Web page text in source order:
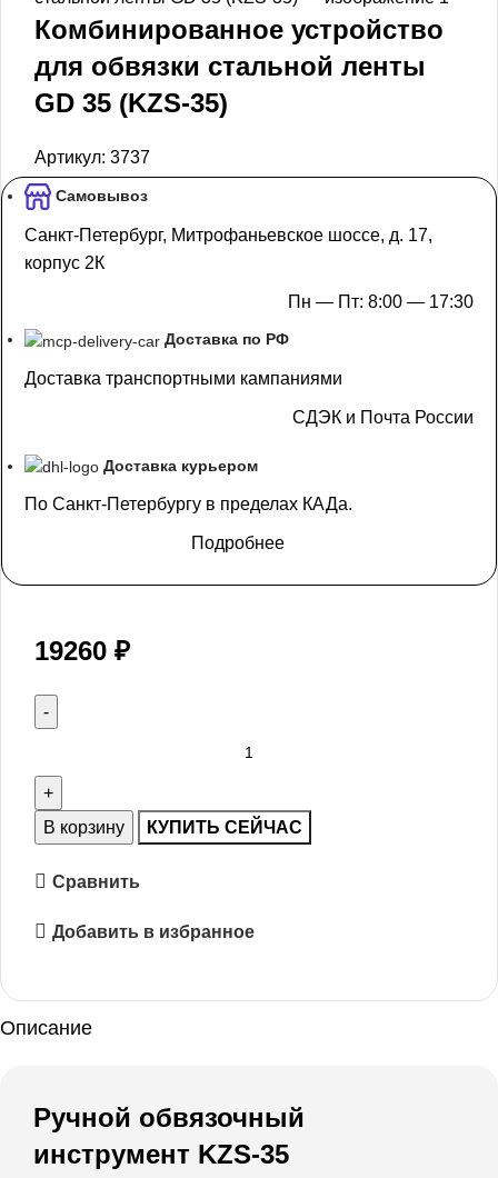
Комбинированное устройство
для обвязки стальной ленты
GD 35 (KZS-35)
Артикул: 3737
Самовывоз
Санкт-Петербург, Митрофаньевское шоссе, д. 17,
корпус 2К
Пн — Пт: 8:00 — 17:30
Доставка по РФ
Доставка транспортными кампаниями
СДЭК и Почта России
Доставка курьером
По Санкт-Петербургу в пределах КАДа.
Подробнее
19260 ₽
В корзину КУПИТЬ СЕЙЧАС
Сравнить
Добавить в избранное
Описание
Ручной обвязочный
инструмент KZS-35